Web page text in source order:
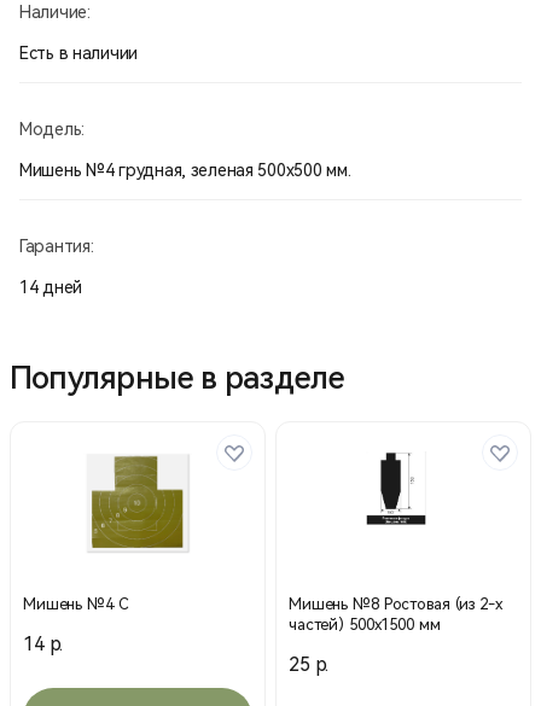
Наличие:
Есть в наличии
Модель:
Мишень №4 грудная, зеленая 500х500 мм.
Гарантия:
14 дней
Популярные в разделе
Мишень №4 С
14 р.
Мишень №8 Ростовая (из 2-х
частей) 500х1500 мм
25 р.